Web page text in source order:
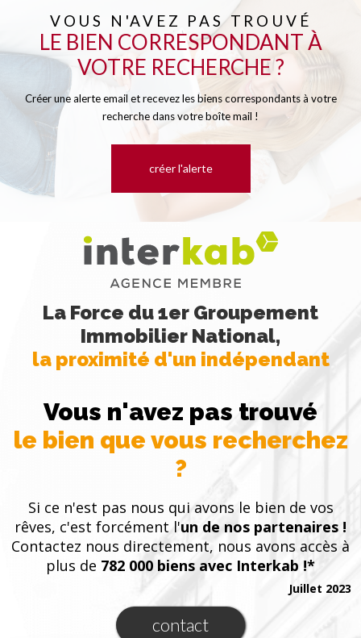
VOUS N'AVEZ PAS TROUVÉ
LE BIEN CORRESPONDANT À
VOTRE RECHERCHE ?
Créer une alerte email et recevez les biens correspondants à votre
recherche dans votre boîte mail !
créer l'alerte
La Force du 1er Groupement
Immobilier National,
la proximité d'un indépendant
Vous n'avez pas trouvé
le bien que vous recherchez
?
Si ce n'est pas nous qui avons le bien de vos
rêves, c'est forcément l'un de nos partenaires !
Contactez nous directement, nous avons accès à
plus de 782 000 biens avec Interkab !*
contact
Juillet 2023